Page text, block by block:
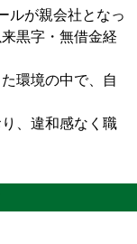
ルが親会社となっ
黒字・無借金経
環境の中で、自
、違和感なく職